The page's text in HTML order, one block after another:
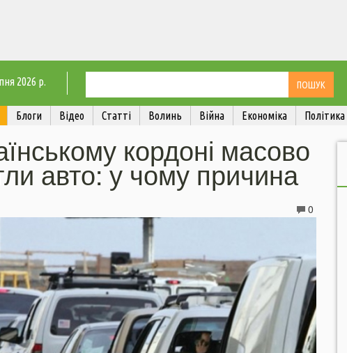
2026 р.
Блоги Відео Статті Волинь Війна Економіка Політика
кордоні масово
авто: у чому причина
0